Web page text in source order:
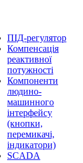
ПІД-регулятор
Компенсація
реактивної
потужності
Компоненти
людино-
машинного
інтерфейсу
(кнопки,
перемикачі,
індикатори)
SCADA